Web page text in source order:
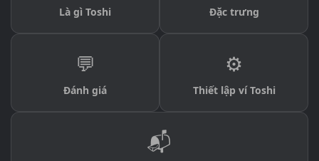
Là gì Toshi Đặc trưng
💬
Đánh giá
⚙️
Thiết lập ví Toshi
📬